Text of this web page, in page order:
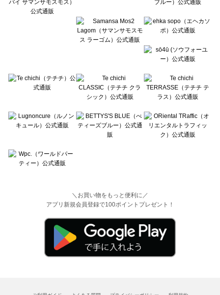
Wpc.（ワールドパーティー）のボディーオイル一覧
＼お買い物をもっと便利に／
アプリ新規会員登録で100ポイントプレゼント！